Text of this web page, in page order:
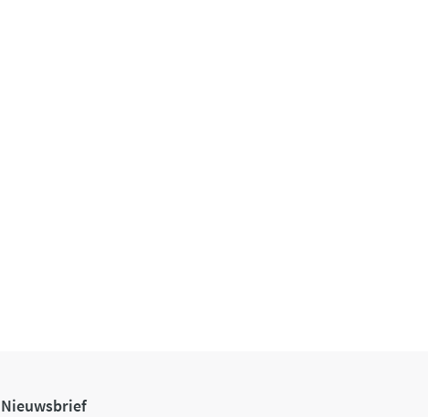
Nieuwsbrief